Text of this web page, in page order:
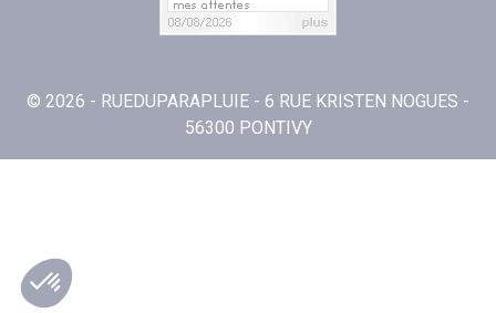
© 2026 - RUEDUPARAPLUIE - 6 RUE KRISTEN NOGUES -
56300 PONTIVY